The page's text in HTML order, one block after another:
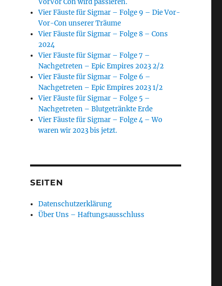
VorVor Con wird passieren.
Vier Fäuste für Sigmar – Folge 9 – Die Vor-
Vor-Con unserer Träume
Vier Fäuste für Sigmar – Folge 8 – Cons
2024
Vier Fäuste für Sigmar – Folge 7 –
Nachgetreten – Epic Empires 2023 2/2
Vier Fäuste für Sigmar – Folge 6 –
Nachgetreten – Epic Empires 2023 1/2
Vier Fäuste für Sigmar – Folge 5 –
Nachgetreten – Blutgetränkte Erde
Vier Fäuste für Sigmar – Folge 4 – Wo
waren wir 2023 bis jetzt.
SEITEN
Datenschutzerklärung
Über Uns – Haftungsausschluss